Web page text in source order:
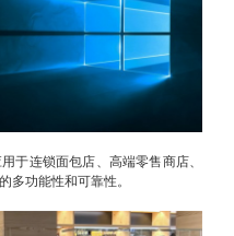
于连锁面包店、高端零售商店、
多功能性和可靠性。